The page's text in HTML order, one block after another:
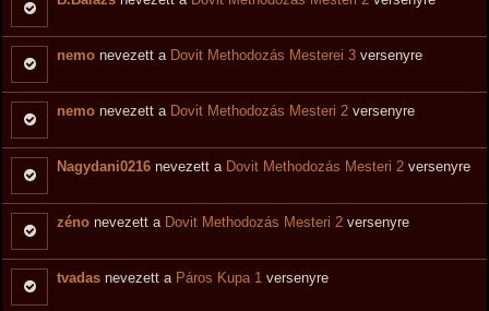
nemo nevezett a Dovit Methodozás Mesterei 3 versenyre
nemo nevezett a Dovit Methodozás Mesteri 2 versenyre
Nagydani0216 nevezett a Dovit Methodozás Mesteri 2 versenyre
zéno nevezett a Dovit Methodozás Mesteri 2 versenyre
tvadas nevezett a Páros Kupa 1 versenyre